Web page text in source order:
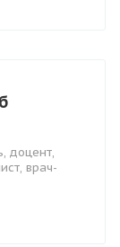
доцент,
врач-